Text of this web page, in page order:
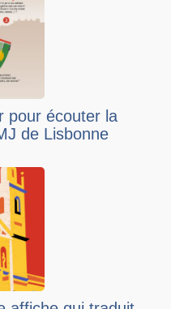
pour écouter la
de Lisbonne